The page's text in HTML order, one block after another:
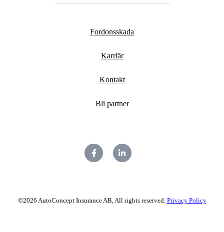
Fordonsskada
Karriär
Kontakt
Bli partner
©2026 AutoConcept Insurance AB, All rights reserved. Privacy Policy